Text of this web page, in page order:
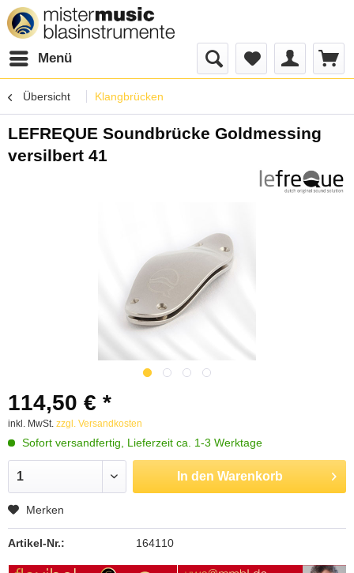
Menü
Übersicht Klangbrücken
LEFREQUE Soundbrücke Goldmessing
versilbert 41
114,50 € *
inkl. MwSt. zzgl. Versandkosten
Sofort versandfertig, Lieferzeit ca. 1-3 Werktage
In den Warenkorb
Merken
Artikel-Nr.: 164110